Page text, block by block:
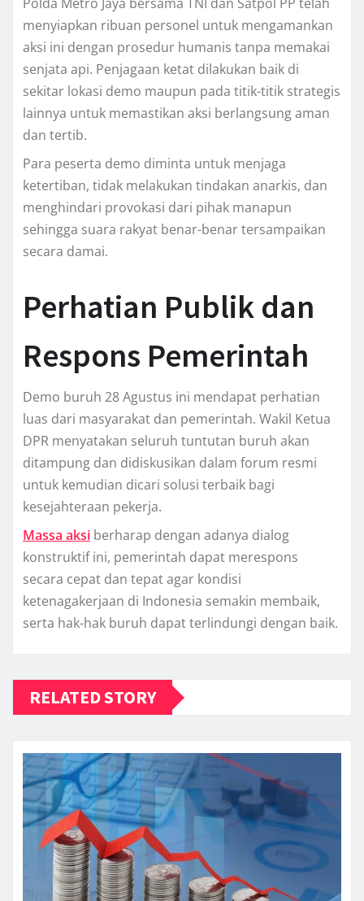
menyiapkan ribuan personel untuk mengamankan
aksi ini dengan prosedur humanis tanpa memakai
senjata api. Penjagaan ketat dilakukan baik di
sekitar lokasi demo maupun pada titik-titik strategis
lainnya untuk memastikan aksi berlangsung aman
dan tertib.
Para peserta demo diminta untuk menjaga
ketertiban, tidak melakukan tindakan anarkis, dan
menghindari provokasi dari pihak manapun
sehingga suara rakyat benar-benar tersampaikan
secara damai.
Perhatian Publik dan
Respons Pemerintah
Demo buruh 28 Agustus ini mendapat perhatian
luas dari masyarakat dan pemerintah. Wakil Ketua
DPR menyatakan seluruh tuntutan buruh akan
ditampung dan didiskusikan dalam forum resmi
untuk kemudian dicari solusi terbaik bagi
kesejahteraan pekerja.
Massa aksi berharap dengan adanya dialog
konstruktif ini, pemerintah dapat merespons
secara cepat dan tepat agar kondisi
ketenagakerjaan di Indonesia semakin membaik,
serta hak-hak buruh dapat terlindungi dengan baik.
RELATED STORY